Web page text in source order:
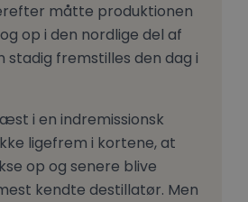
måtte produktionen
op i den nordlige del af
stadig fremstilles den dag i
i en indremissionsk
ligefrem i kortene, at
op og senere blive
kendte destillatør. Men